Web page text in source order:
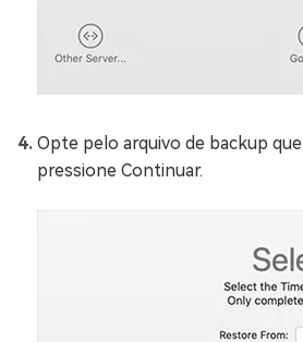
Opte pelo arquivo de backup
pressione Continuar.